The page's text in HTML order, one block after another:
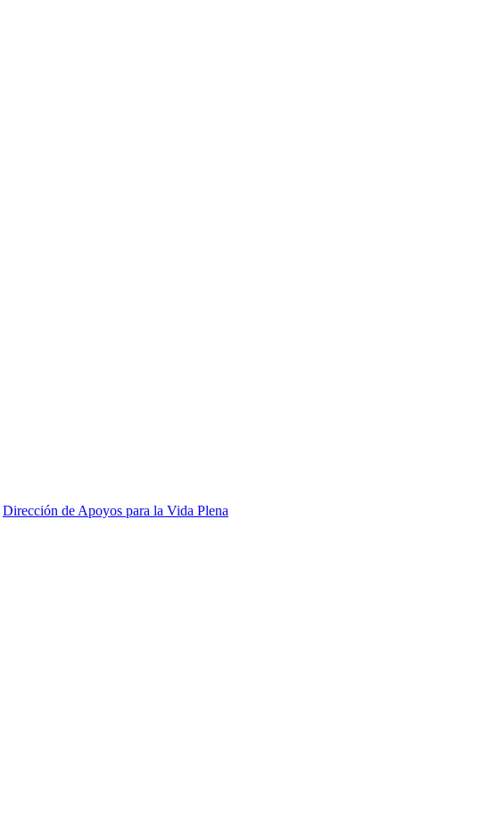
Dirección de Apoyos para la Vida Plena